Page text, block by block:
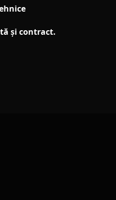
și contract.